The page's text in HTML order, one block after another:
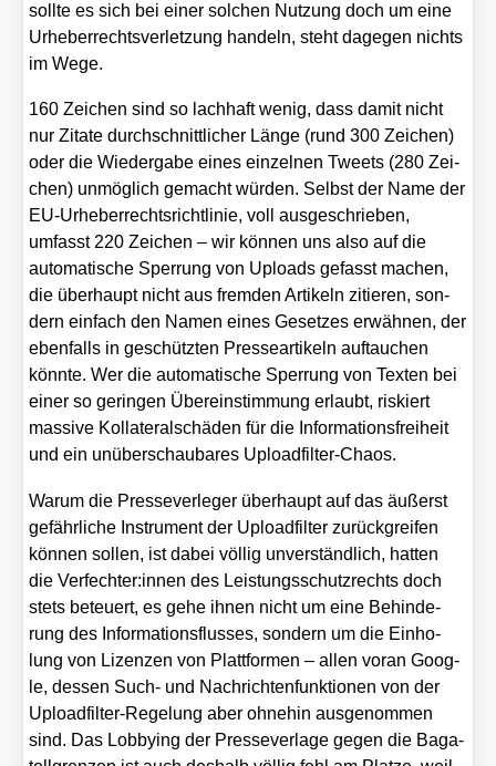
soll­te es sich bei einer sol­chen Nut­zung doch um eine
Urhe­ber­rechts­ver­let­zung han­deln, steht dage­gen nichts
im Wege.
160 Zei­chen sind so lach­haft wenig, dass damit nicht
nur Zita­te durch­schnitt­li­cher Län­ge (rund 300 Zei­chen)
oder die Wie­der­ga­be eines ein­zel­nen Tweets (280 Zei­
chen) unmög­lich gemacht wür­den. Selbst der Name der
EU-Urhe­ber­rechts­richt­li­nie, voll aus­ge­schrie­ben,
umfasst 220 Zei­chen – wir kön­nen uns also auf die
auto­ma­ti­sche Sper­rung von Uploads gefasst machen,
die über­haupt nicht aus frem­den Arti­keln zitie­ren, son­
dern ein­fach den Namen eines Geset­zes erwäh­nen, der
eben­falls in geschütz­ten Pres­se­ar­ti­keln auf­tau­chen
könn­te. Wer die auto­ma­ti­sche Sper­rung von Tex­ten bei
einer so gerin­gen Über­ein­stim­mung erlaubt, ris­kiert
mas­si­ve Kol­la­te­ral­schä­den für die Infor­ma­ti­ons­frei­heit
und ein unüber­schau­ba­res Upload­fil­ter-Cha­os.
War­um die Pres­se­ver­le­ger über­haupt auf das äußerst
gefähr­li­che Instru­ment der Upload­fil­ter zurück­grei­fen
kön­nen sol­len, ist dabei völ­lig unver­ständ­lich, hat­ten
die Verfechter:innen des Leis­tungs­schutz­rechts doch
stets beteu­ert, es gehe ihnen nicht um eine Behin­de­
rung des Infor­ma­ti­ons­flus­ses, son­dern um die Ein­ho­
lung von Lizen­zen von Platt­for­men – allen vor­an Goog­
le, des­sen Such- und Nach­rich­ten­funk­tio­nen von der
Upload­fil­ter-Rege­lung aber ohne­hin aus­ge­nom­men
sind. Das Lob­by­ing der Pres­se­ver­la­ge gegen die Baga­